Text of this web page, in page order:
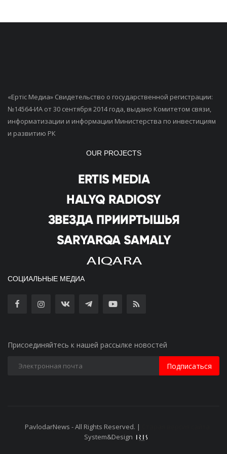
«Ертiс Медиа» Свидетельство о государственной регистрации:
№14564-ИА от 30 сентября 2014 года, выдано Комитетом связи,
информатизации и информации Министерства по инвестициям
и развитию РК
OUR PROJECTS
СОЦИАЛЬНЫЕ МЕДИА
Присоединяйтесь к нашей рассылке новостей
Подписаться
PavlodarNews - All Rights Reserved. |
System&Design